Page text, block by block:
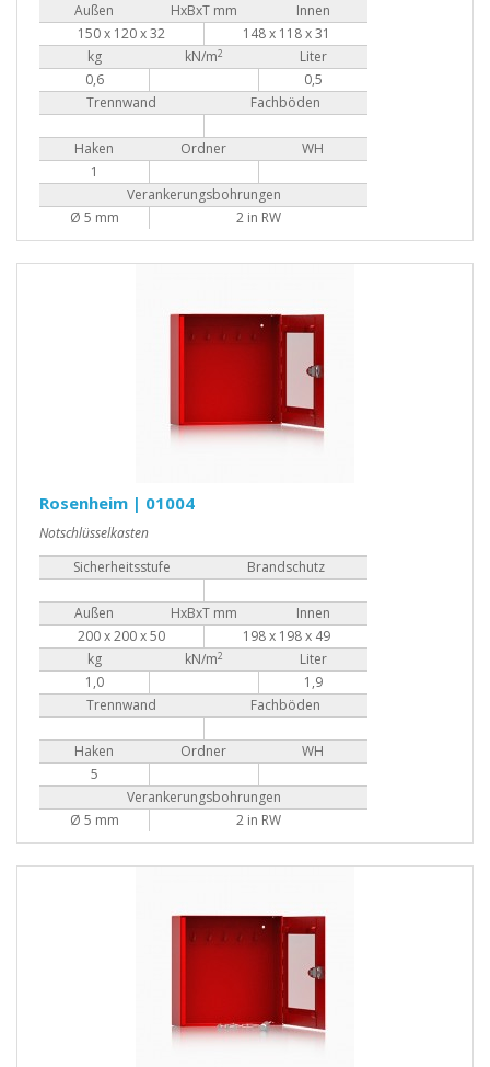
Außen HxBxT mm
Innen
150 x 120 x 32
148 x 118 x 31
kg
kN/m2
Liter
0,6
0,5
Trennwand
Fachböden
Haken Ordner
WH
1
Verankerungsbohrungen
Ø 5 mm
2 in RW
Rosenheim | 01004
Notschlüsselkasten
Sicherheitsstufe
Brandschutz
Außen HxBxT mm
Innen
200 x 200 x 50
198 x 198 x 49
kg
kN/m2
Liter
1,0
1,9
Trennwand
Fachböden
Haken Ordner
WH
5
Verankerungsbohrungen
Ø 5 mm
2 in RW